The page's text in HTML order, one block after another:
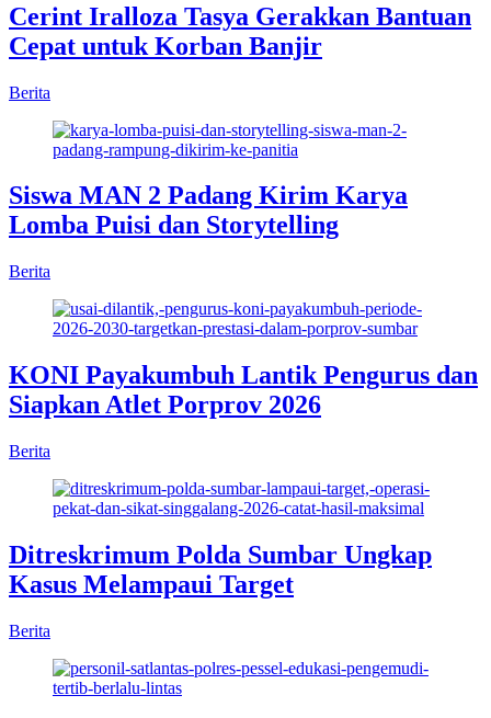
Cerint Iralloza Tasya Gerakkan Bantuan
Cepat untuk Korban Banjir
Berita
Siswa MAN 2 Padang Kirim Karya
Lomba Puisi dan Storytelling
Berita
KONI Payakumbuh Lantik Pengurus dan
Siapkan Atlet Porprov 2026
Berita
Ditreskrimum Polda Sumbar Ungkap
Kasus Melampaui Target
Berita